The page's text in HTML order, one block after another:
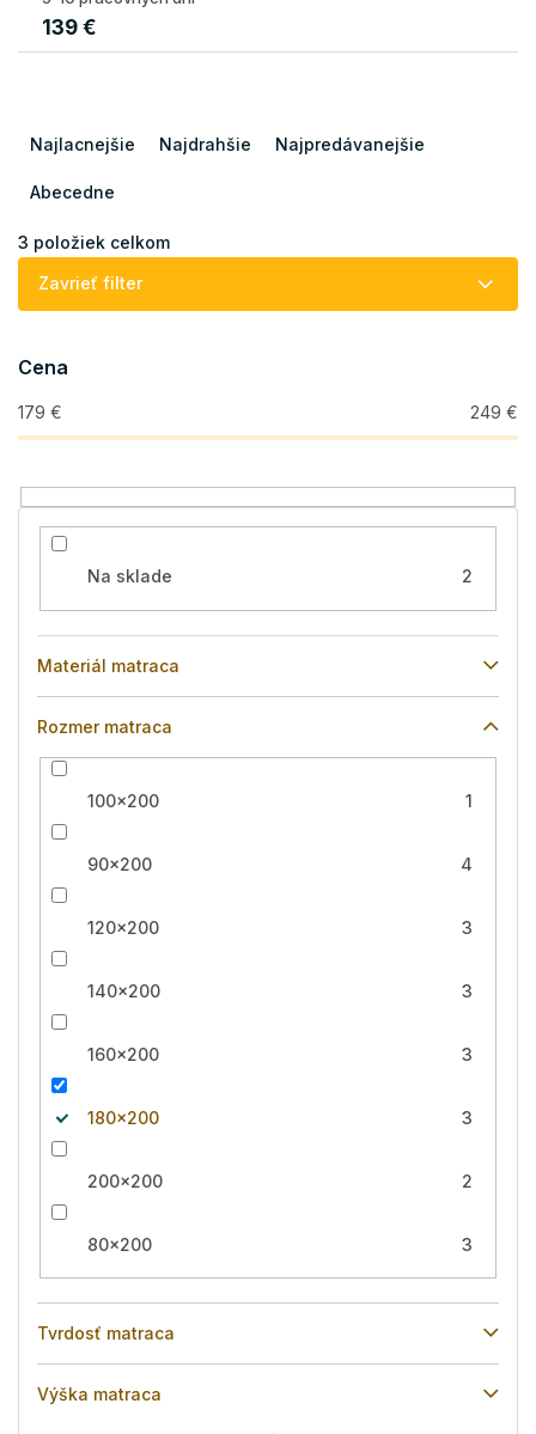
139 €
e
i
d
u
k
o
v
Najlacnejšie Najdrahšie Najpredávanejšie
Abecedne
3 položiek celkom
Zavrieť filter
Cena
179 € 249 €
Na sklade 2
Materiál matraca
Rozmer matraca
100x200 1
90x200 4
120x200 3
140x200 3
160x200 3
180x200 3
200x200 2
80x200 3
Tvrdosť matraca
Výška matraca